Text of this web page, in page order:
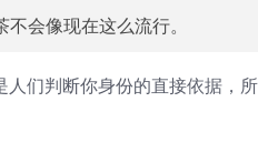
会像现在这么流行。
们判断你身份的直接依据，